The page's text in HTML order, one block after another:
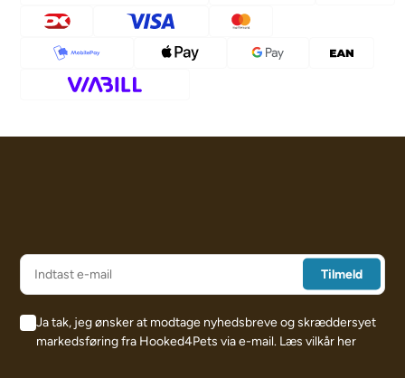
Ja tak, jeg ønsker at modtage nyhedsbreve og skræddersyet
markedsføring fra Hooked4Pets via e-mail. Læs vilkår her